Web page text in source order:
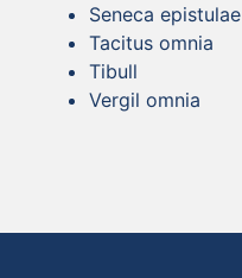
Seneca epistulae
Tacitus omnia
Tibull
Vergil omnia